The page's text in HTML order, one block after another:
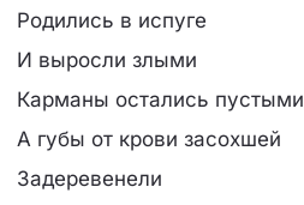
Родились в испуге
И выросли злыми
Карманы остались пустыми
А губы от крови засохшей
Задеревенели